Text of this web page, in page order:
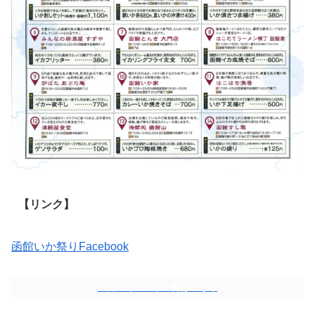
【リンク】
函館いか祭りFacebook